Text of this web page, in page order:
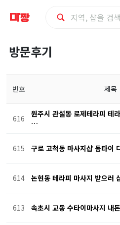
방
문
후
기
방문후기
번호 제목
616
원주시 관설동 로제테라피 테
…
615 구로 고척동 마사지샵 돔타이
614 논현동 테라피 마사지 받으러
613 속초시 교동 수타이마사지 내